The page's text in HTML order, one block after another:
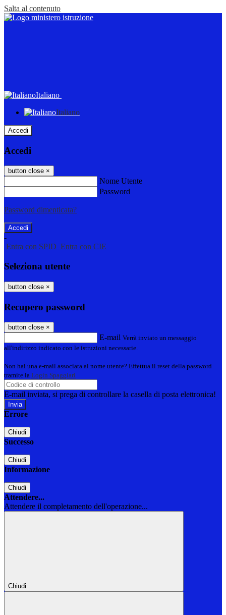
Salta al contenuto
Italiano
Italiano
Accedi
Accedi
button close ×
Nome Utente
Password
Password dimenticata?
-
Entra con SPID Entra con CIE
Seleziona utente
button close ×
Recupero password
button close ×
E-mail Verrà inviato un messaggio
all'indirizzo indicato con le istruzioni necessarie.
Non hai una e-mail associata al nome utente? Effettua il reset della password
tramite la Login Spaggiari
E-mail inviata, si prega di controllare la casella di posta elettronica!
Errore
Chiudi
Successo
Chiudi
Informazione
Chiudi
Attendere...
Attendere il completamento dell'operazione...
Chiudi